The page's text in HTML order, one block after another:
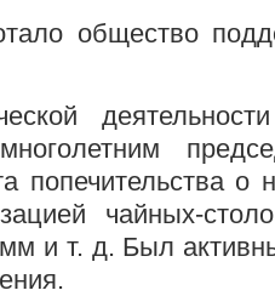
общество
попечительства о
чайных-
и т. д. Был